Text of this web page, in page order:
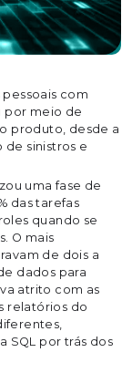
com
por meio de
produto, desde a
sinistros e
uma fase de
das tarefas
quando se
O mais
de dois a
dados para
atrito com as
relatórios do
SQL por trás dos